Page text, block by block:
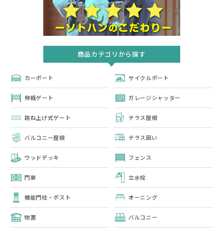
商品カテゴリから探す
カーポート サイクルポート
伸縮ゲート ガレージシャッター
跳ね上げ式ゲート テラス屋根
バルコニー屋根 テラス囲い
ウッドデッキ フェンス
門扉 立水栓
機能門柱・ポスト オーニング
物置 バルコニー